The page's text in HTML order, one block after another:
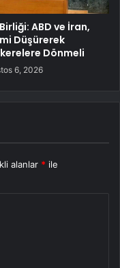
ABD ve İran,
Düşürerek
Dönmeli
6, 2026
alanlar * ile